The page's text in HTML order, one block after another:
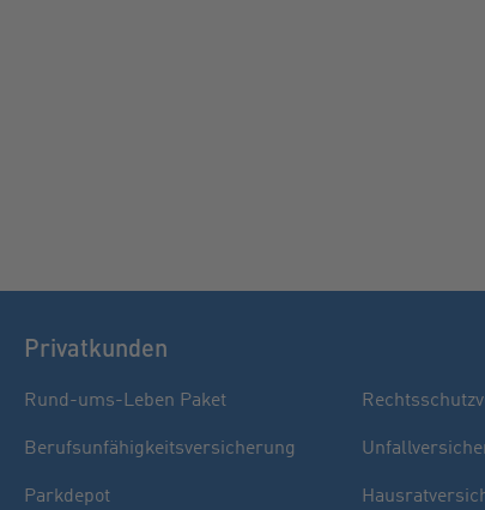
Privatkunden
Rund-ums-Leben Paket
Berufsunfähigkeitsversicherung
Parkdepot